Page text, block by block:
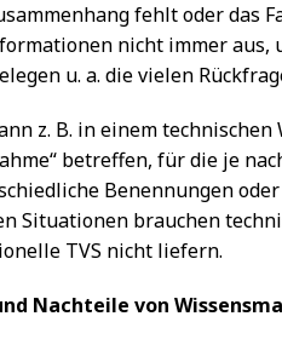
fehlt oder das
nicht immer aus,
u. a. die vielen
z. B. in einem
betreffen, für die je
Benennungen
Situationen brauchen
TVS nicht liefern.
Nachteile von